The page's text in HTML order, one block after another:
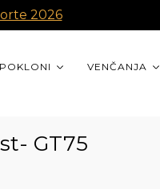
2026
POKLONI VENČANJA
GT75